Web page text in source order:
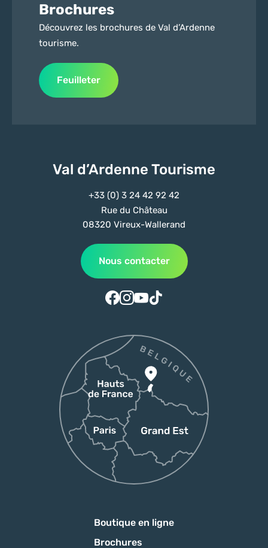
Brochures
Découvrez les brochures de Val d’Ardenne
tourisme.
Feuilleter
Val d’Ardenne Tourisme
+33 (0) 3 24 42 92 42
Rue du Château
08320 Vireux-Wallerand
Nous contacter
Suivez-nous sur Facebook
Suivez-nous sur Instagram
Suivez-nous sur Youtube
Suivez-nous sur Tiktok
Boutique en ligne
Brochures